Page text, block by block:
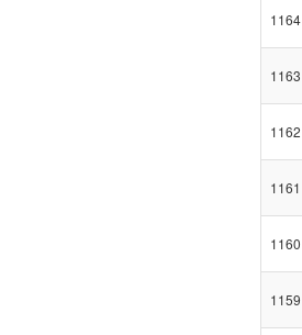
1164
1163
1162
1161
1160
1159